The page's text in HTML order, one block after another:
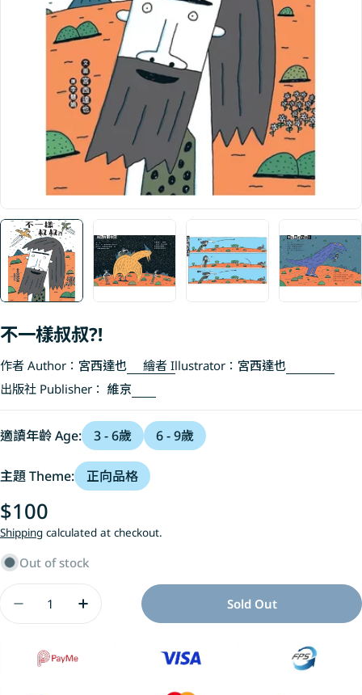
Open media 0 in modal
不一樣叔叔?!
作者 Author： 宮西達也 繪者 Illustrator： 宮西達也
出版社 Publisher： 維京
適讀年齡 Age: 3 - 6歲 6 - 9歲
主題 Theme: 正向品格
Regular
price
$100
Shipping calculated at checkout.
Out of stock
Decrease Quantity For 不一樣叔叔?!
Increase Quantity For 不一樣叔叔?!
Sold Out